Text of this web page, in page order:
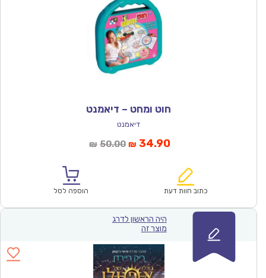
חוט ומחט – דיאמנט
דיאמנט
₪ 50.00המחיר
₪50.00.
₪ 34.90המחיר
הוא:
כתוב חוות דעת הוספה לסל
היה הראשון לדרג
מוצר זה